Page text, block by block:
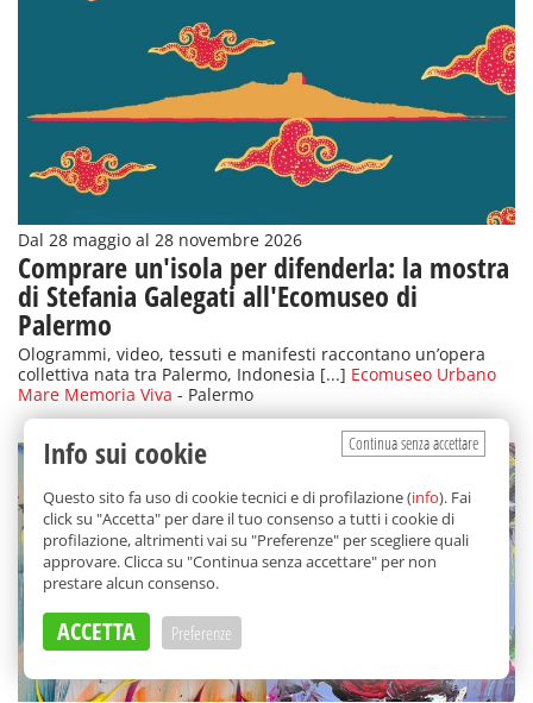
Dal 28 maggio al 28 novembre 2026
Comprare un'isola per difenderla: la mostra
di Stefania Galegati all'Ecomuseo di
Palermo
Ologrammi, video, tessuti e manifesti raccontano un’opera
collettiva nata tra Palermo, Indonesia [...] Ecomuseo Urbano
Mare Memoria Viva - Palermo
Continua senza accettare
Info sui cookie
Questo sito fa uso di cookie tecnici e di profilazione (info). Fai
click su "Accetta" per dare il tuo consenso a tutti i cookie di
profilazione, altrimenti vai su "Preferenze" per scegliere quali
approvare. Clicca su "Continua senza accettare" per non
prestare alcun consenso.
ACCETTA Preferenze